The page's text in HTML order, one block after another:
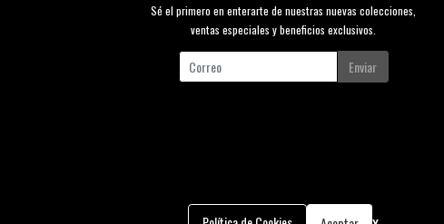
Sé el primero en enterarte de nuestras nuevas colecciones,
ventas especiales y beneficios exclusivos.
Enviar